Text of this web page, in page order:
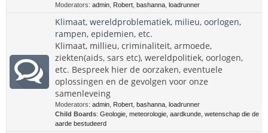
Moderators: admin Robert bashanna loadrunner
Klimaat, wereldproblematiek, milieu, oorlogen,
rampen, epidemien, etc.
Klimaat, millieu, criminaliteit, armoede,
ziekten(aids, sars etc), wereldpolitiek, oorlogen,
etc. Bespreek hier de oorzaken, eventuele
oplossingen en de gevolgen voor onze
samenleveing
Moderators: admin Robert bashanna loadrunner
Child Boards: Geologie, meteorologie, aardkunde, wetenschap die de
aarde bestudeerd